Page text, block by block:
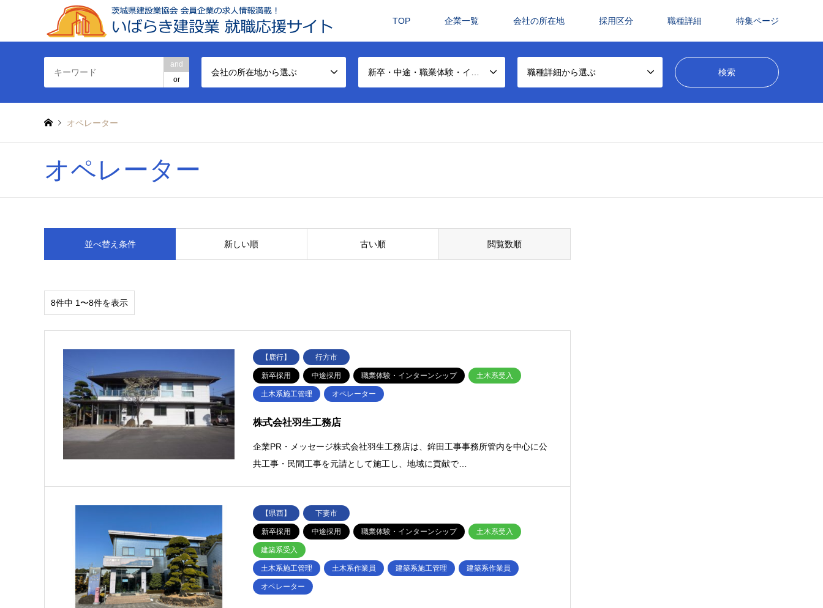
TOP 企業一覧 会社の所在地 採用区分 職種詳細 特集ページ
and
or
会社の所在地から選ぶ 職種詳細から選ぶ
オペレーター
オペレーター
並べ替え条件 新しい順 古い順 閲覧数順
8件中 1〜8件を表示
【鹿行】 行方市
新卒採用 中途採用 職業体験・インターンシップ 土木系受入
土木系施工管理 オペレーター
株式会社羽生工務店
企業PR・メッセージ株式会社羽生工務店は、鉾田工事事務所管内を中心に公
共工事・民間工事を元請として施工し、地域に貢献で…
【県西】 下妻市
新卒採用 中途採用 職業体験・インターンシップ 土木系受入
建築系受入
土木系施工管理 土木系作業員 建築系施工管理 建築系作業員
オペレーター